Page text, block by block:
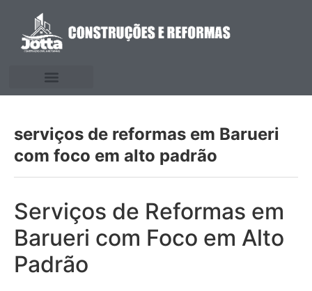
serviços de reformas em Barueri
com foco em alto padrão
Serviços de Reformas em
Barueri com Foco em Alto
Padrão